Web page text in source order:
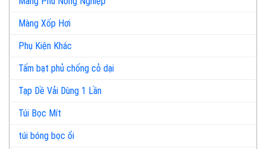
Màng Xốp Hơi
Phụ Kiện Khác
Tấm bạt phủ chống cỏ dại
Tạp Dề Vải Dùng 1 Lần
Túi Bọc Mít
túi bóng bọc ổi